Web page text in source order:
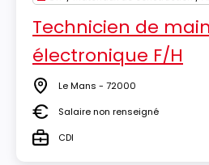
Technicien de
électronique F/H
Lieu Le Mans - 72000
SalaireSalaire non renseigné
TypeCDI